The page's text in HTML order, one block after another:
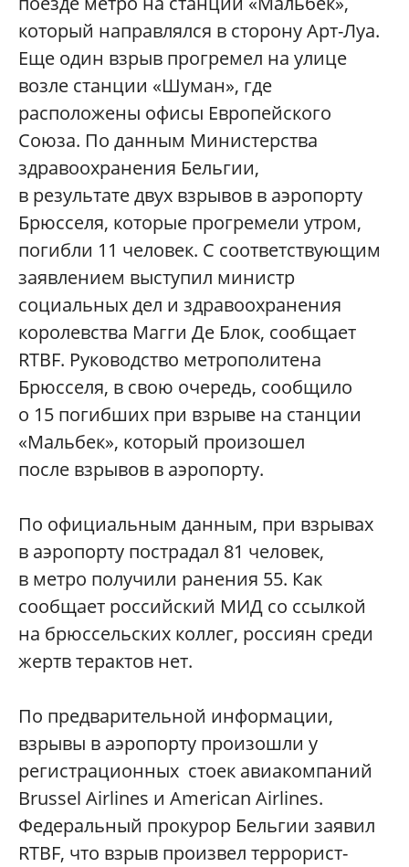
который направлялся в сторону Арт-Луа.
Еще один взрыв прогремел на улице
возле станции «Шуман», где
расположены офисы Европейского
Союза. По данным Министерства
здравоохранения Бельгии,
в результате двух взрывов в аэропорту
Брюсселя, которые прогремели утром,
погибли 11 человек. С соответствующим
заявлением выступил министр
социальных дел и здравоохранения
королевства Магги Де Блок, сообщает
RTBF. Руководство метрополитена
Брюсселя, в свою очередь, сообщило
о 15 погибших при взрыве на станции
«Мальбек», который произошел
после взрывов в аэропорту.
По официальным данным, при взрывах
в аэропорту пострадал 81 человек,
в метро получили ранения 55. Как
сообщает российский МИД со ссылкой
на брюссельских коллег, россиян среди
жертв терактов нет.
По предварительной информации,
взрывы в аэропорту произошли у
регистрационных стоек авиакомпаний
Brussel Airlines и American Airlines.
Федеральный прокурор Бельгии заявил
RTBF, что взрыв произвел террорист-